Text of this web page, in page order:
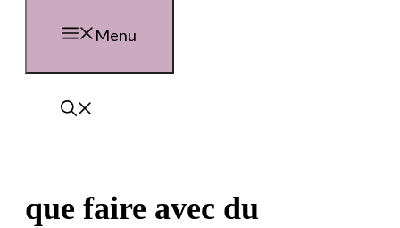
Menu
que faire avec du